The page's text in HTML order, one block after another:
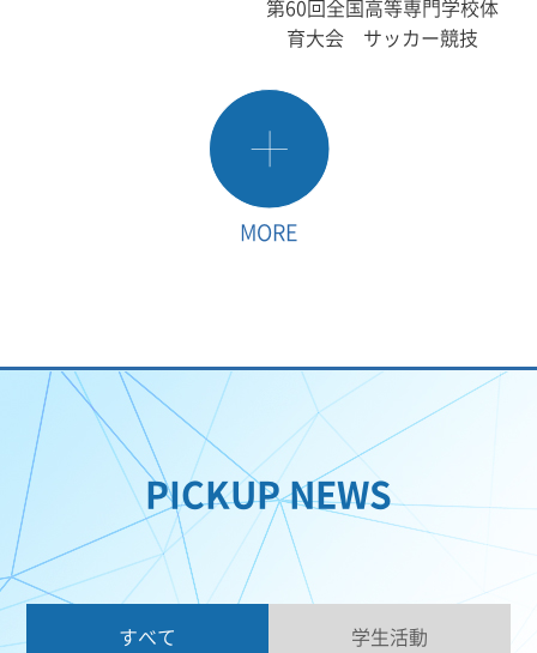
第60回全国高等専門学校体
育大会 サッカー競技
MORE
PICKUP NEWS
すべて 学生活動